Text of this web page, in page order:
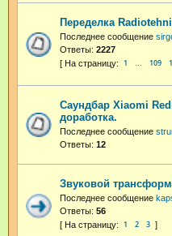
Переделка
Последнее сообщение
Ответы: 2227
1 … 109
Саундбар Xiaomi
доработка.
Последнее сообщение
Ответы: 12
Звуковой
Последнее сообщение
Ответы: 56
1 2 3